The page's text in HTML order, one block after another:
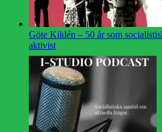
Göte Kildén – 50 år som
aktivist